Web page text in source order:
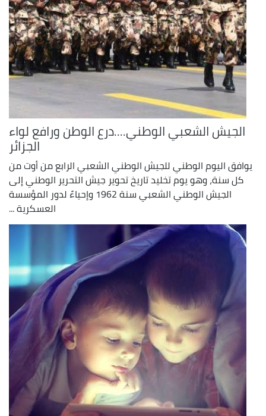
الجيش الشعبي الوطني....درع الوطن ورافع لواء
الجزائر
يوافق اليوم الوطني للجيش الوطني الشعبي الرابع من أوت من
كل سنة، وهو يوم تخليد تاريخ تحوير جيش التحرير الوطني إلى
الجيش الوطني الشعبي سنة 1962 وإحياءً لدور المؤسسة
العسكرية ...